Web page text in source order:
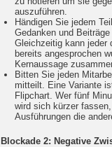
auszuführen.
Händigen Sie jedem
Gedanken und
Gleichzeitig kann jeder
bereits angesprochen
Kernaussage
Bitten Sie jeden
mitteilt. Eine Variante
Flipchart. Wer fünf
wird sich kürzer
Ausführungen die
Blockade 2: Negative